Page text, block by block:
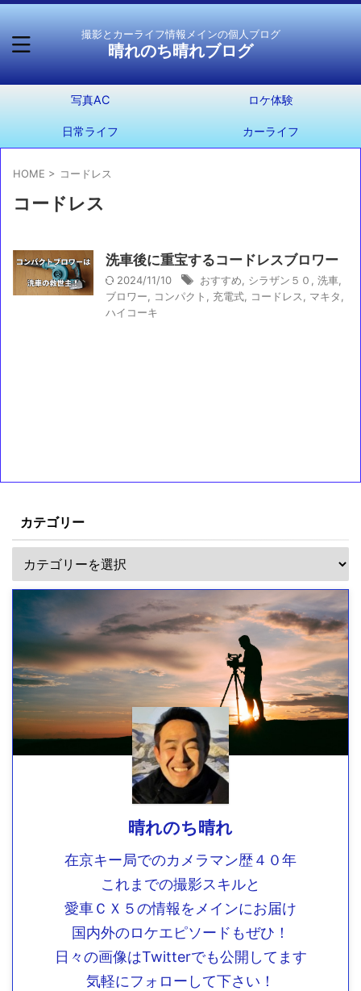
撮影とカーライフ情報メインの個人ブログ
晴れのち晴れブログ
写真AC ロケ体験
日常ライフ カーライフ
HOME > コードレス
コードレス
洗車後に重宝するコードレスブロワー
2024/11/10 おすすめ シラザン５０ 洗車
ブロワー
コンパクト 充電式 コードレス マキタ
ハイコーキ
カテゴリー
晴れのち晴れ
在京キー局でのカメラマン歴４０年
これまでの撮影スキルと
愛車ＣＸ５の情報をメインにお届け
国内外のロケエピソードもぜひ！
日々の画像はTwitterでも公開してます
気軽にフォローして下さい！